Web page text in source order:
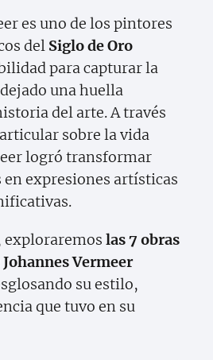
es uno de los pintores
del Siglo de Oro
para capturar la
una huella
del arte. A través
sobre la vida
logró transformar
en expresiones artísticas
exploraremos las 7 obras
Vermeer
su estilo,
que tuvo en su